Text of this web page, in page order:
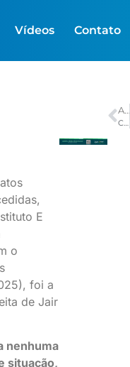
Vídeos Contato
E
o
foi a
de Jair
nenhuma
situação,
ANTERIOR
Contaminação por mercúrio coloca gestantes e bebês Munduruku em risco